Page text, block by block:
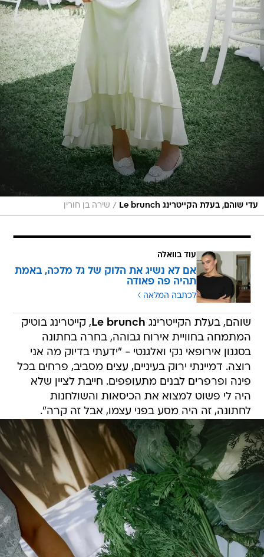
עדי שוהם, בעלת הקייטרינג Le brunch / שירה בן חורין
עוד בוואלה
אם לא נשיג את הלוק של גל מלכה, באמת
תהיה פה פאודה
לכתבה המלאה
שוהם, בעלת הקייטרינג Le brunch , קייטרינג בוטיק
המתמחה בחוויית אירוח גבוהה, בחרה בחתונה
בסגנון אירופאי נקי ואלגנטי - "ידעתי בדיוק מה אני
רוצה. דמיינתי ירוק בעיניים, עצים מסביב, פרחים בכל
פינה ופרפרים לבנים מתעופפים. חייבת לציין שלא
היה לי פשוט למצוא את הכיסאות והשולחנות
לחתונה, זה היה מסע בפני עצמו, אבל זה קרה".